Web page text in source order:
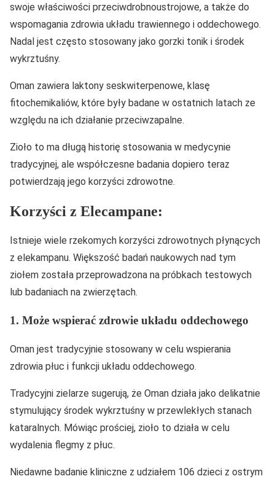
swoje właściwości przeciwdrobnoustrojowe, a także do
wspomagania zdrowia układu trawiennego i oddechowego.
Nadal jest często stosowany jako gorzki tonik i środek
wykrztuśny.
Oman zawiera laktony seskwiterpenowe, klasę
fitochemikaliów, które były badane w ostatnich latach ze
względu na ich działanie przeciwzapalne.
Zioło to ma długą historię stosowania w medycynie
tradycyjnej, ale współczesne badania dopiero teraz
potwierdzają jego korzyści zdrowotne.
Korzyści z Elecampane:
Istnieje wiele rzekomych korzyści zdrowotnych płynących
z elekampanu. Większość badań naukowych nad tym
ziołem została przeprowadzona na próbkach testowych
lub badaniach na zwierzętach.
1. Może wspierać zdrowie układu oddechowego
Oman jest tradycyjnie stosowany w celu wspierania
zdrowia płuc i funkcji układu oddechowego.
Tradycyjni zielarze sugerują, że Oman działa jako delikatnie
stymulujący środek wykrztuśny w przewlekłych stanach
kataralnych. Mówiąc prościej, zioło to działa w celu
wydalenia flegmy z płuc.
Niedawne badanie kliniczne z udziałem 106 dzieci z ostrym